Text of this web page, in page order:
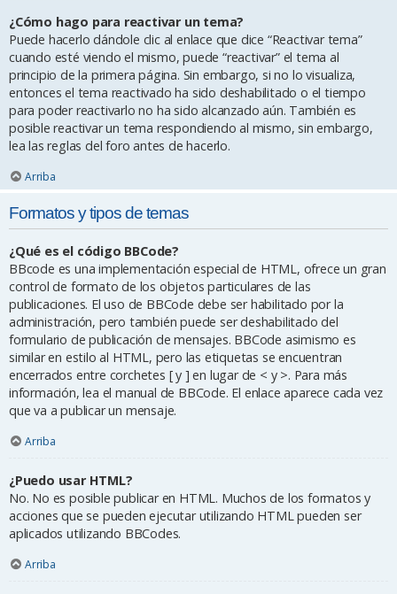
¿Cómo hago para reactivar un tema?
Puede hacerlo dándole clic al enlace que dice “Reactivar tema”
cuando esté viendo el mismo, puede “reactivar” el tema al
principio de la primera página. Sin embargo, si no lo visualiza,
entonces el tema reactivado ha sido deshabilitado o el tiempo
para poder reactivarlo no ha sido alcanzado aún. También es
posible reactivar un tema respondiendo al mismo, sin embargo,
lea las reglas del foro antes de hacerlo.
Arriba
Formatos y tipos de temas
¿Qué es el código BBCode?
BBcode es una implementación especial de HTML, ofrece un gran
control de formato de los objetos particulares de las
publicaciones. El uso de BBCode debe ser habilitado por la
administración, pero también puede ser deshabilitado del
formulario de publicación de mensajes. BBCode asimismo es
similar en estilo al HTML, pero las etiquetas se encuentran
encerrados entre corchetes [ y ] en lugar de < y >. Para más
información, lea el manual de BBCode. El enlace aparece cada vez
que va a publicar un mensaje.
Arriba
¿Puedo usar HTML?
No. No es posible publicar en HTML. Muchos de los formatos y
acciones que se pueden ejecutar utilizando HTML pueden ser
aplicados utilizando BBCodes.
Arriba